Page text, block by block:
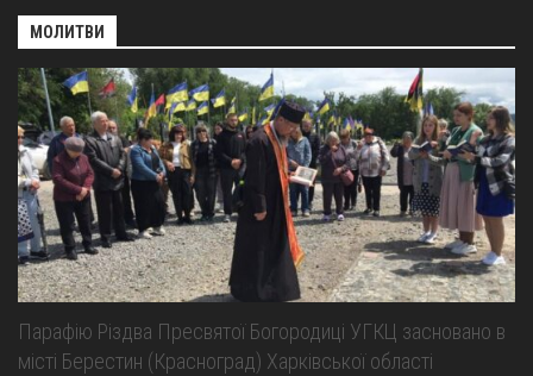
МОЛИТВИ
Парафію Різдва Пресвятої Богородиці УГКЦ засновано в
місті Берестин (Красноград) Харківської області